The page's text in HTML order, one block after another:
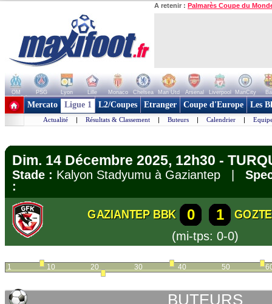
A retenir : Palmarès Coupe du
OM PSG Lyon Lille Monaco Chelsea Man Utd Arsenal Liverpool ManCity
+ de clubs
Mercato Ligue 1 L2/Coupes Etranger Coupe d'Europe Les
Actualité | Résultats & Classement | Buteurs | Calendrier |
Dim. 14 Décembre 2025, 12h30 -
Stade : Kalyon Stadyumu à Gaziantep |
:
GAZIANTEP BBK 0 1
(mi-tps: 0-0)
1 10 20 30 40 50
BUTEURS